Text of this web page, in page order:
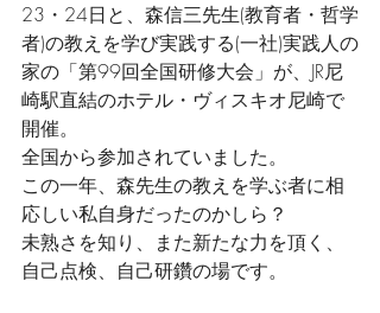
23・24日と、森信三先生(教育者・哲学
者)の教えを学び実践する(一社)実践人の
家の「第99回全国研修大会」が、JR尼
崎駅直結のホテル・ヴィスキオ尼崎で
開催。
全国から参加されていました。
この一年、森先生の教えを学ぶ者に相
応しい私自身だったのかしら？
未熟さを知り、また新たな力を頂く、
自己点検、自己研鑽の場です。